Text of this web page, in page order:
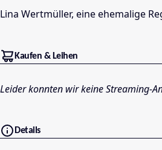
Lina Wertmüller, eine ehemalige
Kaufen & Leihen
Leider konnten wir keine Streaming-
Details